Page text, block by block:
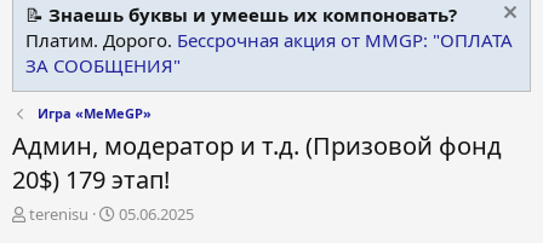
📝 Знаешь буквы и умеешь их компоновать?
Платим. Дорого. Бессрочная акция от MMGP: "ОПЛАТА
ЗА СООБЩЕНИЯ"
Игра «MeMeGP»
Админ, модератор и т.д. (Призовой фонд
20$) 179 этап!
А
terenisu
Д
05.06.2025